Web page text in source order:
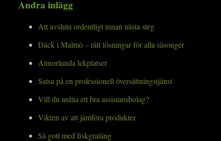
Andra inlägg
Att avsluta ordentligt innan nästa steg
Däck i Malmö – rätt lösningar för alla säsonger
Annorlunda lekplatser
Satsa på en professionell översättningstjänst
Vill du anlita ett bra assistansbolag?
Vikten av att jämföra produkter
Så gott med fiskgratäng